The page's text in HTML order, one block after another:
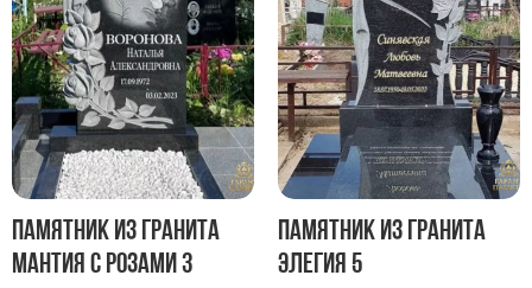
Памятники сыну
Памятники вертикальные
Памятники врачу
Памятники горизонтальные
Памятники индивидуальные
Памятник из гранита
Мантия с розами 3
Памятник из гранита
Элегия 5